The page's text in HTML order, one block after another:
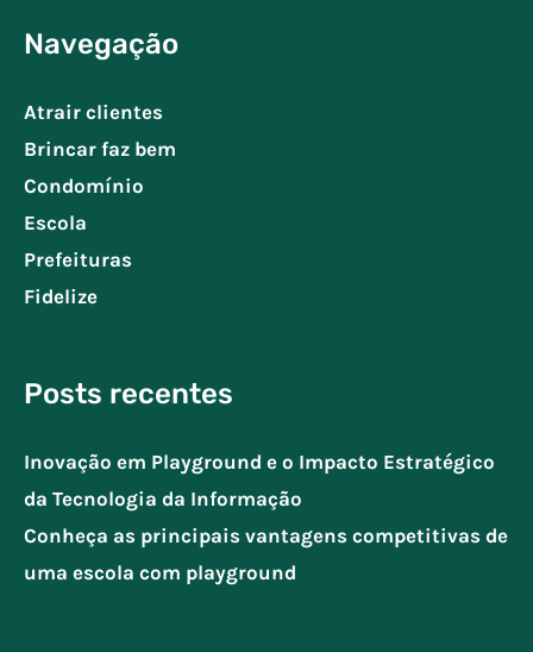
Navegação
Atrair clientes
Brincar faz bem
Condomínio
Escola
Prefeituras
Fidelize
Posts recentes
Inovação em Playground e o Impacto Estratégico
da Tecnologia da Informação
Conheça as principais vantagens competitivas de
uma escola com playground